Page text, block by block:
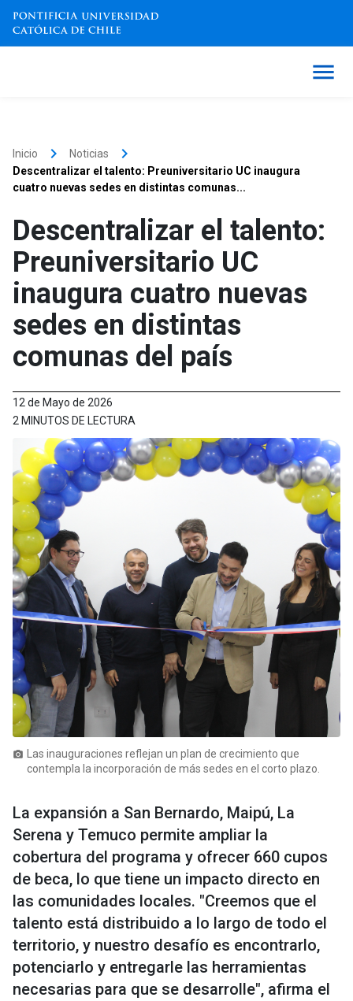
Inicio keyboard_arrow_right Noticias keyboard_arrow_right
Descentralizar el talento: Preuniversitario UC inaugura
cuatro nuevas sedes en distintas comunas...
Descentralizar el talento:
Preuniversitario UC
inaugura cuatro nuevas
sedes en distintas
comunas del país
12 de Mayo de 2026
2 MINUTOS DE LECTURA
photo_camera Las inauguraciones reflejan un plan de crecimiento que
contempla la incorporación de más sedes en el corto plazo.
La expansión a San Bernardo, Maipú, La
Serena y Temuco permite ampliar la
cobertura del programa y ofrecer 660 cupos
de beca, lo que tiene un impacto directo en
las comunidades locales. "Creemos que el
talento está distribuido a lo largo de todo el
territorio, y nuestro desafío es encontrarlo,
potenciarlo y entregarle las herramientas
necesarias para que se desarrolle", afirma el